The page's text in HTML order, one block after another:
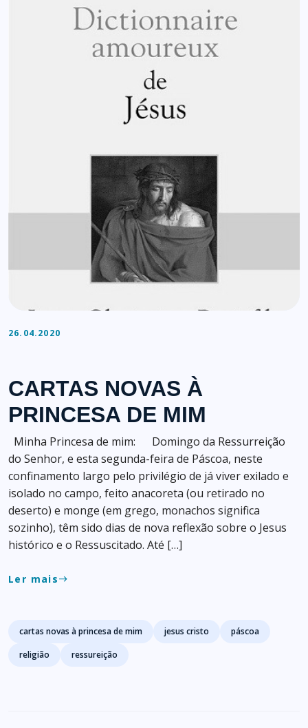
26.04.2020
CARTAS NOVAS À
PRINCESA DE MIM
Minha Princesa de mim: Domingo da Ressurreição
do Senhor, e esta segunda-feira de Páscoa, neste
confinamento largo pelo privilégio de já viver exilado e
isolado no campo, feito anacoreta (ou retirado no
deserto) e monge (em grego, monachos significa
sozinho), têm sido dias de nova reflexão sobre o Jesus
histórico e o Ressuscitado. Até […]
Ler maiseast
Tags
cartas novas à princesa de mim jesus cristo
páscoa
religião
ressureição